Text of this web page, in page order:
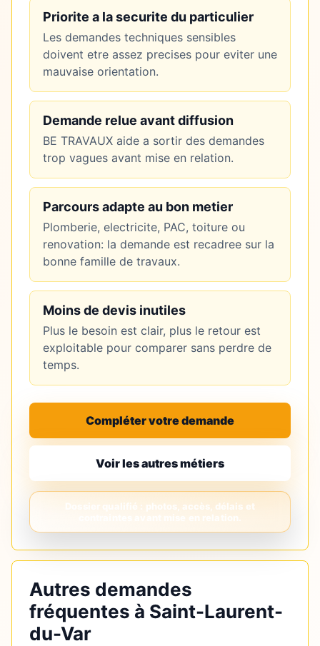
Priorite a la securite du particulier
Les demandes techniques sensibles
doivent etre assez precises pour eviter une
mauvaise orientation.
Demande relue avant diffusion
BE TRAVAUX aide a sortir des demandes
trop vagues avant mise en relation.
Parcours adapte au bon metier
Plomberie, electricite, PAC, toiture ou
renovation: la demande est recadree sur la
bonne famille de travaux.
Moins de devis inutiles
Plus le besoin est clair, plus le retour est
exploitable pour comparer sans perdre de
temps.
Compléter votre demande
Voir les autres métiers
Autres demandes
fréquentes à Saint-Laurent-
du-Var